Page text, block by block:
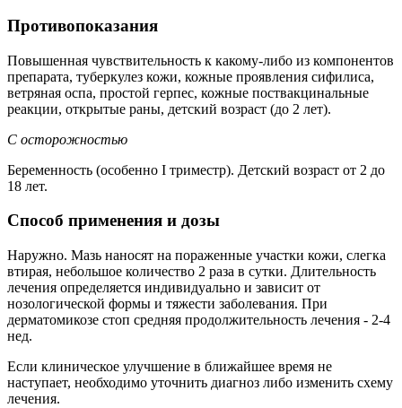
Противопоказания
Повышенная чувствительность к какому-либо из компонентов
препарата, туберкулез кожи, кожные проявления сифилиса,
ветряная оспа, простой герпес, кожные поствакцинальные
реакции, открытые раны, детский возраст (до 2 лет).
С осторожностью
Беременность (особенно I триместр). Детский возраст от 2 до
18 лет.
Способ применения и дозы
Наружно. Мазь наносят на пораженные участки кожи, слегка
втирая, небольшое количество 2 раза в сутки. Длительность
лечения определяется индивидуально и зависит от
нозологической формы и тяжести заболевания. При
дерматомикозе стоп средняя продолжительность лечения - 2-4
нед.
Если клиническое улучшение в ближайшее время не
наступает, необходимо уточнить диагноз либо изменить схему
лечения.